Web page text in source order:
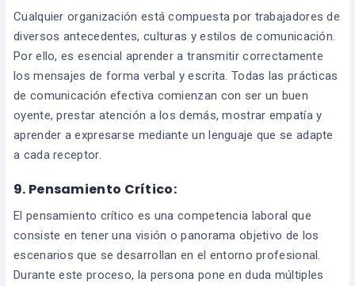
Cualquier organización está compuesta por trabajadores de
diversos antecedentes, culturas y estilos de comunicación.
Por ello, es esencial aprender a transmitir correctamente
los mensajes de forma verbal y escrita. Todas las prácticas
de comunicación efectiva comienzan con ser un buen
oyente, prestar atención a los demás, mostrar empatía y
aprender a expresarse mediante un lenguaje que se adapte
a cada receptor.
9. Pensamiento Crítico:
El pensamiento crítico es una competencia laboral que
consiste en tener una visión o panorama objetivo de los
escenarios que se desarrollan en el entorno profesional.
Durante este proceso, la persona pone en duda múltiples